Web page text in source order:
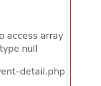
access array
null
detail.php